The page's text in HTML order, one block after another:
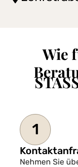
Wie
1
Nehmen Sie